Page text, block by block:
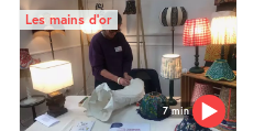
7 min
Les mains d’or